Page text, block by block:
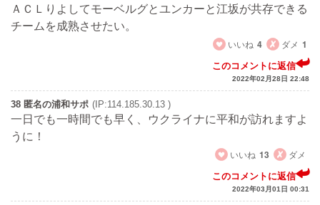
ＡＣＬりよしてモーベルグとユンカーと江坂が共存できる
チームを成熟させたい。
いいね 4 ダメ 1
このコメントに返信
2022年02月28日 22:48
38 匿名の浦和サポ (IP:114.185.30.13 )
一日でも一時間でも早く、ウクライナに平和が訪れますよ
うに！
いいね 13 ダメ
このコメントに返信
2022年03月01日 00:31